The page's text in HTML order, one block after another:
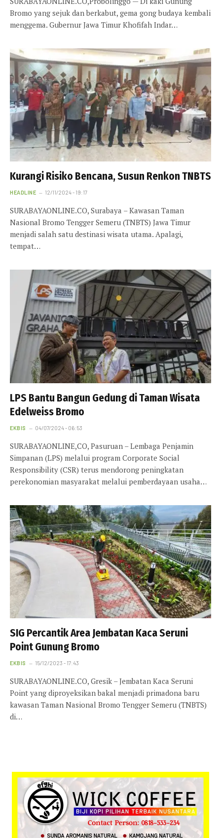
Bromo yang sejuk dan berkabut, gema gong budaya kembali
menggema. Gubernur Jawa Timur Khofifah Indar…
Kurangi Risiko Bencana, Susun Renkon TNBTS
HEADLINE 12/11/2024 - 19:17
SURABAYAONLINE.CO, Surabaya – Kawasan Taman
Nasional Bromo Tengger Semeru (TNBTS) Jawa Timur
menjadi salah satu destinasi wisata utama. Apalagi,
tempat…
LPS Bantu Bangun Gedung di Taman Wisata
Edelweiss Bromo
EKBIS 04/07/2024 - 06:53
SURABAYAONLINE,CO, Pasuruan – Lembaga Penjamin
Simpanan (LPS) melalui program Corporate Social
Responsibility (CSR) terus mendorong peningkatan
perekonomian masyarakat melalui pemberdayaan usaha…
SIG Percantik Area Jembatan Kaca Seruni
Point Gunung Bromo
EKBIS 15/12/2023 - 17:43
SURABAYAONLINE.CO, Gresik – Jembatan Kaca Seruni
Point yang diproyeksikan bakal menjadi primadona baru
kawasan Taman Nasional Bromo Tengger Semeru (TNBTS)
di…